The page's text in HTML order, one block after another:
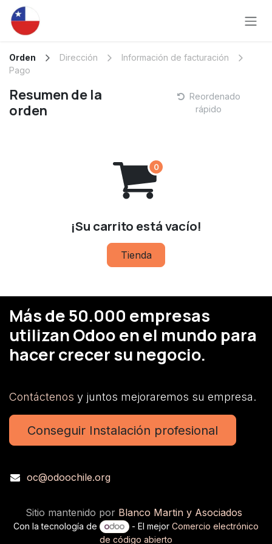
Ir al contenido
Orden Dirección
Información de facturación
Pago
Resumen de la
orden
Reordenado
rápido
¡Su carrito está vacío!
Tienda
Más de 50.000 empresas
utilizan Odoo en el mundo para
hacer crecer su negocio.
Contáctenos y juntos mejoraremos su empresa.
Conseguir Instalación profesional
oc@odoochile.org
Sitio mantenido por Blanco Martin y Asociados
Con la tecnología de - El mejor Comercio electrónico
de código abierto